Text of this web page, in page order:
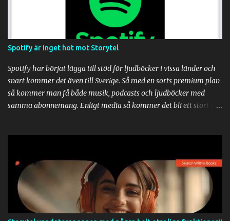
bok rekommenderas varmt. Läs den. Jag ger Låt vågorna göra
resten av Ulf Kvensler 5/5 i betyg.
Spotify är inget hot mot Storytel
Spotify har börjat lägga till stöd för ljudböcker i vissa länder och
snart kommer det även till Sverige. Så med en sorts premium plan
så kommer man få både musik, podcasts och ljudböcker med
samma abonnemang. Enligt media så kommer det bli ett stort hot
dessa är titlar som har både ljudbok och ebok som man lätt kan
switcha emellan. Fortfarande helt i sync. Det fungerar ungefär
som Amazon Whispersync. Så man kan läsa boken hemma på en
e-bokläsare och när man sedan åker bil till jobbet så kan man
switcha till ljudboksläget och fortsätta lyssna exakt där man